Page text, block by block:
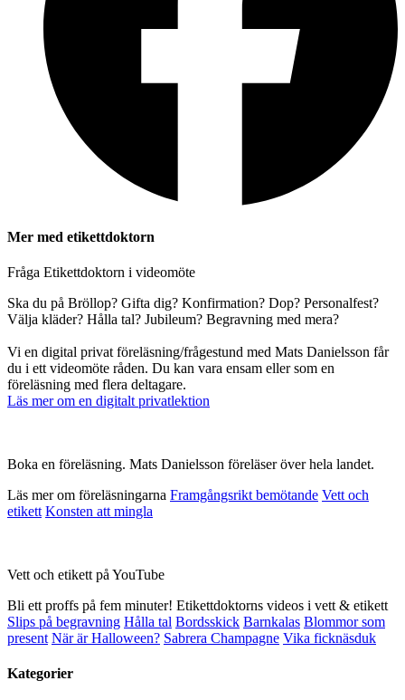
Mer med etikettdoktorn
Fråga Etikettdoktorn i videomöte
Ska du på Bröllop? Gifta dig? Konfirmation? Dop? Personalfest?
Välja kläder? Hålla tal? Jubileum? Begravning med mera?
Vi en digital privat föreläsning/frågestund med Mats Danielsson får
du i ett videomöte råden. Du kan vara ensam eller som en
föreläsning med flera deltagare.
Läs mer om en digitalt privatlektion
Boka en föreläsning. Mats Danielsson föreläser över hela landet.
Läs mer om föreläsningarna Framgångsrikt bemötande Vett och
etikett Konsten att mingla
Vett och etikett på YouTube
Bli ett proffs på fem minuter! Etikettdoktorns videos i vett & etikett
Slips på begravning Hålla tal Bordsskick Barnkalas Blommor som
present När är Halloween? Sabrera Champagne Vika ficknäsduk
Kategorier